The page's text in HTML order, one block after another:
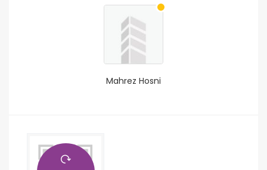
Mahrez Hosni